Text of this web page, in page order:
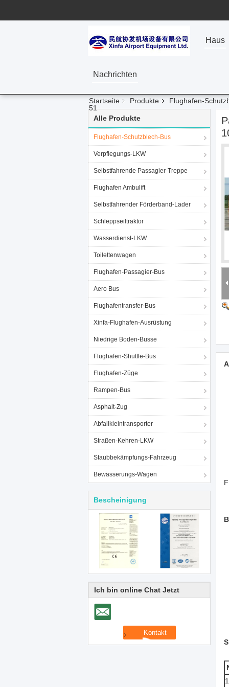
Haus
Nachrichten
Startseite Produkte Flughafen-
51
Alle Produkte
Flughafen-Schutzblech-Bus
Verpflegungs-LKW
Selbstfahrende Passagier-Treppe
Flughafen Ambulift
Selbstfahrender Förderband-Lader
Schleppseiltraktor
Wasserdienst-LKW
Toilettenwagen
Flughafen-Passagier-Bus
Aero Bus
Flughafentransfer-Bus
Xinfa-Flughafen-Ausrüstung
Niedrige Boden-Busse
Flughafen-Shuttle-Bus
Flughafen-Züge
Rampen-Bus
Asphalt-Zug
Abfallkleintransporter
Straßen-Kehren-LKW
Staubbekämpfungs-Fahrzeug
Bewässerungs-Wagen
Bescheinigung
Ich bin online Chat Jetzt
1.